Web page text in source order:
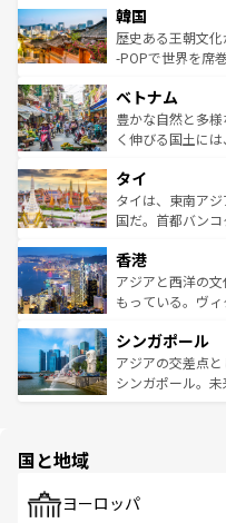
はコンテンツ一覧
いる。アクティビ
ビング、ハイキ
い。オーストラ
参照してほしい。
ン）、静ひつな山
と山間の静けさ
驚きをもたらし
容にもいいと評判
が味
照してほしい。
韓国
歴史ある王朝文
-POPで世界を席
き、地方に足を延
できる。そして
まで、さまざま
リティに包まれな
覧を参照してほし
ベトナム
豊かな自然と多
く伸びる国土に
急速な発展と共に
ーチミン市のフ
醸し出している
とつ。フォーやバ
ひ現地で味わい
が旅行者を迎え
参照してほしい。
タイ
タイは、東南ア
国だ。首都バン
の活気が交差して
帯で自然と触れ
いビーチでリゾ
激する。気候は一
が待っている。
た文化、そして
香港
アジアと西洋の
もっている。ヴ
み、どこを訪れて
ており、効率よ
うな絶景から文
シンガポール
アジアの交差点
シンガポール。
で、ホーカーズは
国と地域
ヨーロッパ